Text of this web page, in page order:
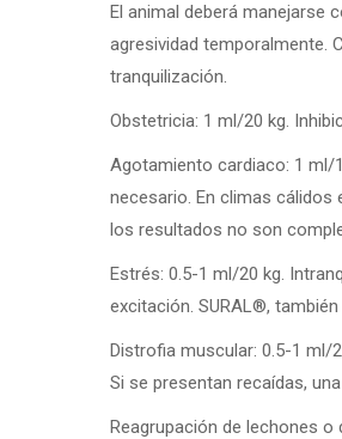
El animal deberá manejarse
agresividad temporalmente.
tranquilización.
Obstetricia: 1 ml/20 kg.
Agotamiento cardiaco: 1 ml/
necesario. En climas cálidos
los resultados no son
Estrés: 0.5-1 ml/20 kg.
excitación. SURAL®,
Distrofia muscular: 0.5-1 ml/
Si se presentan recaídas,
Reagrupación de lechones o